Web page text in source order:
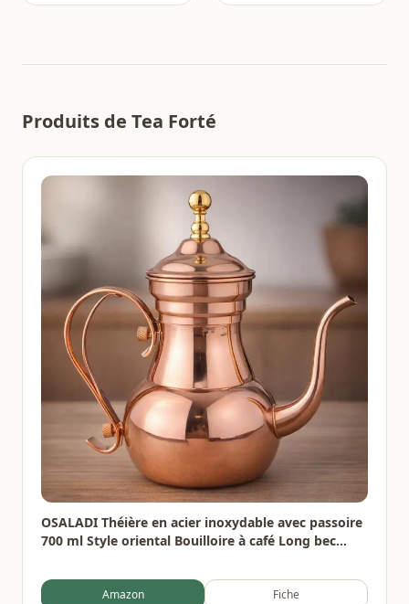
Produits de Tea Forté
OSALADI Théière en acier inoxydable avec passoire
700 ml Style oriental Bouilloire à café Long bec
Amazon Fiche